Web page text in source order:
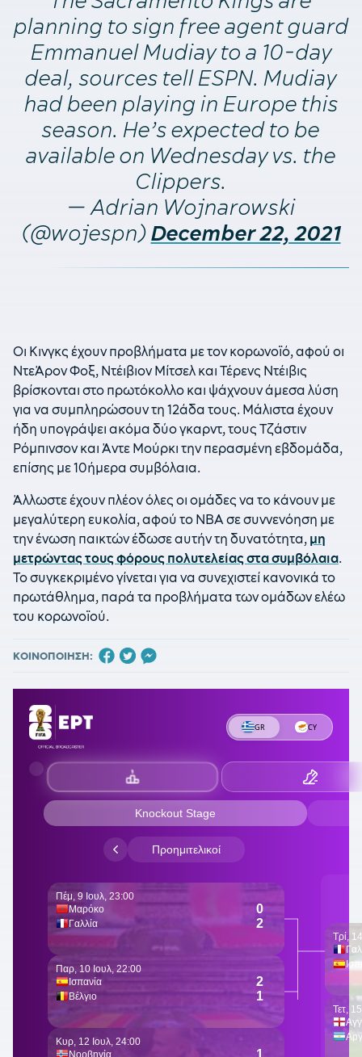
planning to sign free agent guard
Emmanuel Mudiay to a 10-day
deal, sources tell ESPN. Mudiay
had been playing in Europe this
season. He’s expected to be
available on Wednesday vs. the
Clippers.
— Adrian Wojnarowski
(@wojespn)December 22, 2021
Οι Κινγκς έχουν προβλήματα με τον κορωνοϊό, αφού οι
ΝτεΆρον Φοξ, Ντέιβιον Μίτσελ και Τέρενς Ντέιβις
βρίσκονται στο πρωτόκολλο και ψάχνουν άμεσα λύση
για να συμπληρώσουν τη 12άδα τους. Μάλιστα έχουν
ήδη υπογράψει ακόμα δύο γκαρντ, τους Τζάστιν
Ρόμπινσον και Άντε Μούρκι την περασμένη εβδομάδα,
επίσης με 10ήμερα συμβόλαια.
Άλλωστε έχουν πλέον όλες οι ομάδες να το κάνουν με
μεγαλύτερη ευκολία, αφού το NBA σε συννενόηση με
την ένωση παικτών έδωσε αυτήν τη δυνατότητα, μη
μετρώντας τους φόρους πολυτελείας στα συμβόλαια.
Το συγκεκριμένο γίνεται για να συνεχιστεί κανονικά το
πρωτάθλημα, παρά τα προβλήματα των ομάδων ελέω
του κορωνοϊού.
ΚΟΙΝΟΠΟΙΗΣΗ: